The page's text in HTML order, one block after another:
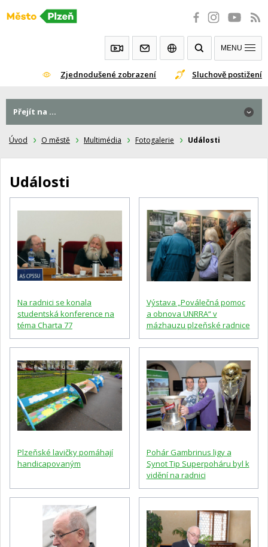
Přeskočit
Zjednodušené zobrazení Sluchově postižení
MENU
Úvod O městě Multimédia Fotogalerie Události
Události
Na radnici se konala
studentská konference na
téma Charta 77
Výstava „Poválečná pomoc
a obnova UNRRA“ v
mázhauzu plzeňské radnice
Plzeňské lavičky pomáhají
handicapovaným
Pohár Gambrinus ligy a
Synot Tip Superpoháru byl k
vidění na radnici
Přejít na ...